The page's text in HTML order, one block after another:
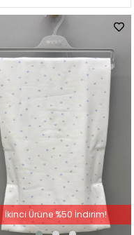
İkinci Ürüne %50 İndirim!